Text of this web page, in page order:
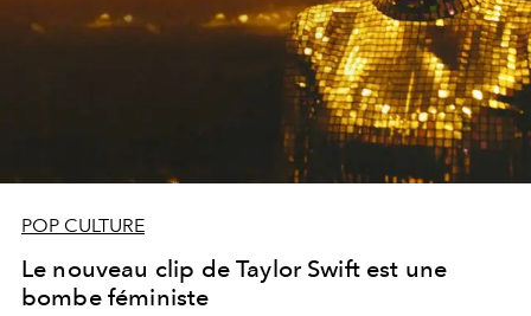
POP CULTURE
Le nouveau clip de Taylor Swift est une
bombe féministe